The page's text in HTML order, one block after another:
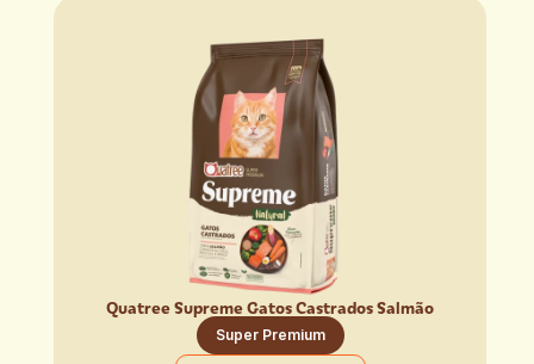
Quatree Supreme Gatos Castrados Salmão
Super Premium